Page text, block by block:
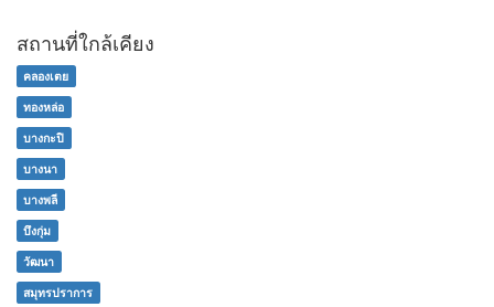
สถานที่ใกล้เคียง
คลองเตย
ทองหล่อ
บางกะปิ
บางนา
บางพลี
บึงกุ่ม
วัฒนา
สมุทรปราการ